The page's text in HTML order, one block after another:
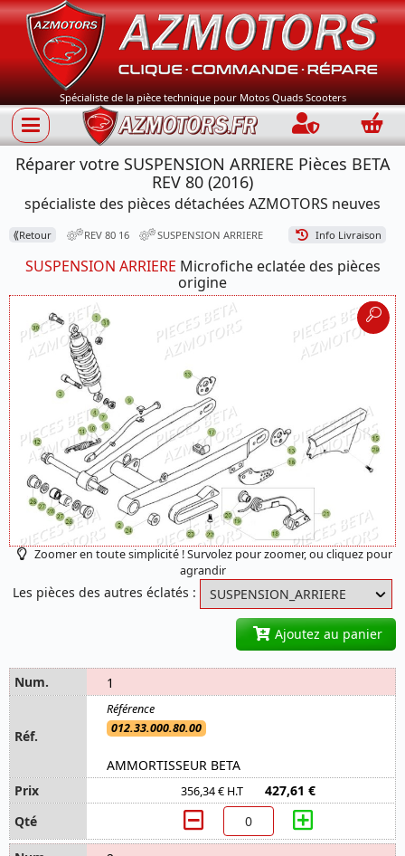
Spécialiste de la pièce technique pour Motos Quads Scooters
Connection
Réparer votre SUSPENSION ARRIERE Pièces BETA
REV 80 (2016)
spécialiste des pièces détachées AZMOTORS neuves
⟪Retour REV 80 16 SUSPENSION ARRIERE Info Livraison
SUSPENSION ARRIERE Microfiche eclatée des pièces
origine
Zoomer en toute simplicité ! Survolez pour zoomer, ou cliquez pour
agrandir
Les pièces des autres éclatés :
Ajoutez au panier
1
012.33.000.80.00
AMMORTISSEUR BETA
356,34 € H.T 427,61 €